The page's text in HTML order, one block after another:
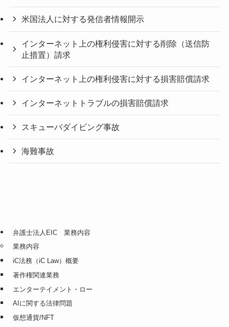
米国法人に対する発信者情報開示
インターネット上の権利侵害に対する削除（送信防
止措置）請求
インターネット上の権利侵害に対する損害賠償請求
インターネットトラブルの損害賠償請求
スキューバダイビング事故
海難事故
弁護士法人EIC 業務内容
業務内容
iC法務（iC Law）概要
著作権関連業務
エンターテイメント・ロー
AIに関する法律問題
仮想通貨/NFT